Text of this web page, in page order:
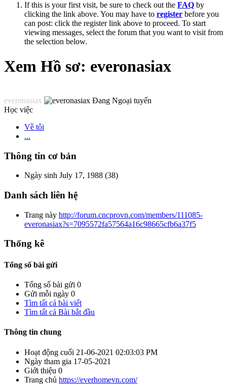
If this is your first visit, be sure to check out the FAQ by
clicking the link above. You may have to register before you
can post: click the register link above to proceed. To start
viewing messages, select the forum that you want to visit from
the selection below.
Xem Hồ sơ: everonasiax
everonasiax
Học việc
Về tôi
...
Thông tin cơ bản
Ngày sinh July 17, 1988 (38)
Danh sách liên hệ
Trang này http://forum.cncprovn.com/members/111085-
everonasiax?s=7095572fa57564a16c98665cfb6a37f5
Thống kê
Tổng số bài gửi
Tổng số bài gửi 0
Gửi mỗi ngày 0
Tìm tất cả bài viết
Tìm tất cả Bài bắt đầu
Thông tin chung
Hoạt động cuối 21-06-2021 02:03:03 PM
Ngày tham gia 17-05-2021
Giới thiệu 0
Trang chủ https://everhomevn.com/